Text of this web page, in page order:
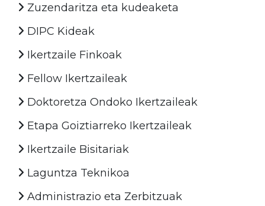
Zuzendaritza eta kudeaketa
DIPC Kideak
Ikertzaile Finkoak
Fellow Ikertzaileak
Doktoretza Ondoko Ikertzaileak
Etapa Goiztiarreko Ikertzaileak
Ikertzaile Bisitariak
Laguntza Teknikoa
Administrazio eta Zerbitzuak